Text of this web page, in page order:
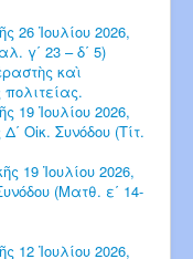
26 Ἰουλίου 2026,
γ΄ 23 – δ΄ 5)
καὶ
πολιτείας.
19 Ἰουλίου 2026,
Οἰκ. Συνόδου (Τίτ.
19 Ἰουλίου 2026,
(Ματθ. ε΄ 14-
12 Ἰουλίου 2026,